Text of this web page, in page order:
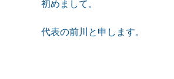
初めまして。
代表の前川と申します。